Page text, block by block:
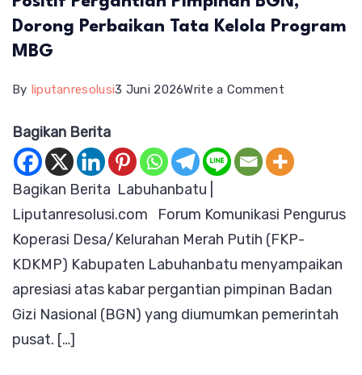
Dorong Perbaikan Tata Kelola Program
MBG
By liputanresolusi3 Juni 2026Write a Commenton
Labuhanbatu
Positif
Pergantian
Pimpinan
BGN,
Dorong
Bagikan Berita
Bagikan Berita Labuhanbatu |
Liputanresolusi.com Forum Komunikasi Pengurus
Koperasi Desa/Kelurahan Merah Putih (FKP-
KDKMP) Kabupaten Labuhanbatu menyampaikan
apresiasi atas kabar pergantian pimpinan Badan
Gizi Nasional (BGN) yang diumumkan pemerintah
pusat. […]